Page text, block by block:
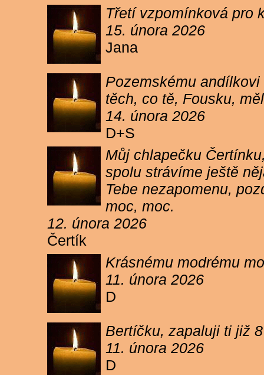
Třetí vzpomínková pro
15. února 2026
Jana
Pozemskému
těch, co tě, Fousku,
14. února 2026
D+S
Můj chlapečku
spolu strávíme ještě
Tebe nezapomenu,
moc, moc.
12. února 2026
Čertík
Krásnému modrému
11. února 2026
D
Bertíčku, zapaluji ti již
11. února 2026
D